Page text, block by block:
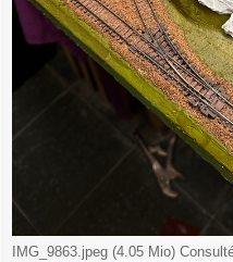
IMG_9863.jpeg (4.05 Mio)